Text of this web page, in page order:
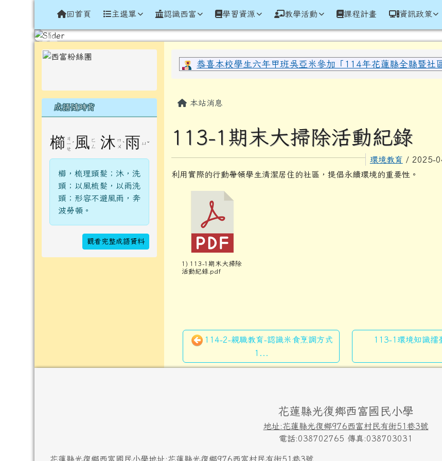
花蓮縣光復鄉西富國民小學全球資訊網
回首頁 主選單 認識西富 學習資源 教學活動 課程計畫 資訊政策
左邊區域內容
成語隨時背
櫛 ㄐ
ㄧ
ㄝ
ˊ 風 ㄈ
ㄥ
沐 ㄇ
ㄨ ˋ雨 ㄩ ˇ
櫛，梳理頭髮；沐，洗
頭；以風梳髮，以雨洗
頭；形容不避風雨，奔
波勞頓。
觀看完整成語資料
上中區域內容
恭喜本校學生六年甲班吳亞米參加「114年花蓮縣全縣暨
主內容區域
本站消息
113-1期末大掃除活動紀錄
環境教育 / 2025-
利用實際的行動帶領學生清潔居住的社區，提倡永續環境的重要性。
1) 113-1期末大掃除
活動紀錄.pdf
114-2-親職教育-認識米食烹調方式
1...
113-1環境知識擂
頁尾區域
花蓮縣光復鄉西富國民小學
地址:花蓮縣光復鄉976西富村民有街51巷3號
電話:038702765 傳真:038703031
花蓮縣光復鄉西富國民小學地址:花蓮縣光復鄉976西富村民有街51巷3號